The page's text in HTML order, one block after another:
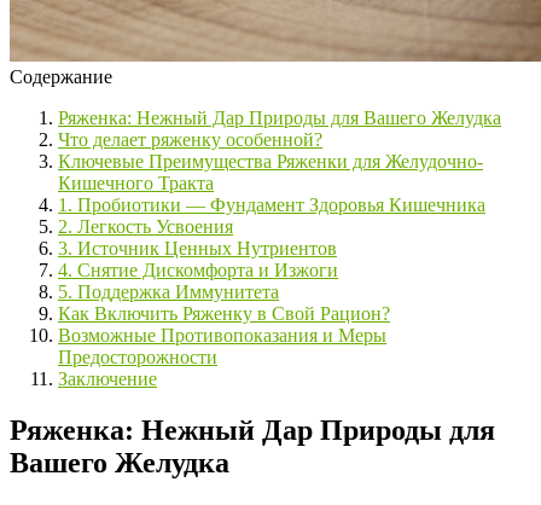
Содержание
Ряженка: Нежный Дар Природы для Вашего Желудка
Что делает ряженку особенной?
Ключевые Преимущества Ряженки для Желудочно-
Кишечного Тракта
1. Пробиотики — Фундамент Здоровья Кишечника
2. Легкость Усвоения
3. Источник Ценных Нутриентов
4. Снятие Дискомфорта и Изжоги
5. Поддержка Иммунитета
Как Включить Ряженку в Свой Рацион?
Возможные Противопоказания и Меры
Предосторожности
Заключение
Ряженка: Нежный Дар Природы для
Вашего Желудка